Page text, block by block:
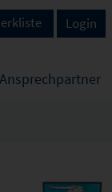
Login